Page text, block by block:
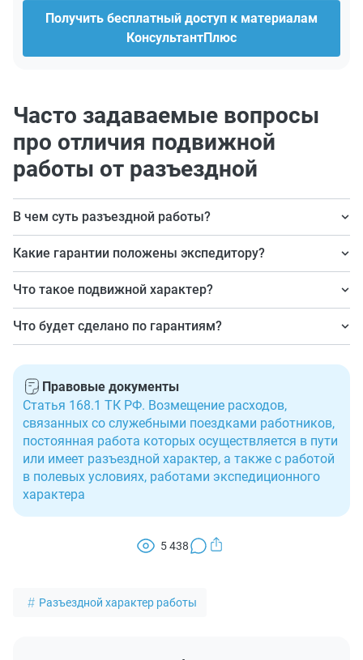
Получить бесплатный доступ к материалам
КонсультантПлюс
Часто задаваемые вопросы
про отличия подвижной
работы от разъездной
В чем суть разъездной работы?
Особенность состоит в том, что специалист выполняет
если вы экспедитор.
Какие гарантии положены экспедитору?
Доплата к зарплате (по желанию директора) и
Что такое подвижной характер?
Когда сотрудник часто перемещается, но имеет
Что будет сделано по гарантиям?
Правовые документы
Статья 168.1 ТК РФ. Возмещение расходов,
связанных со служебными поездками работников,
постоянная работа которых осуществляется в пути
или имеет разъездной характер, а также с работой
в полевых условиях, работами экспедиционного
характера
5 438
Разъездной характер работы